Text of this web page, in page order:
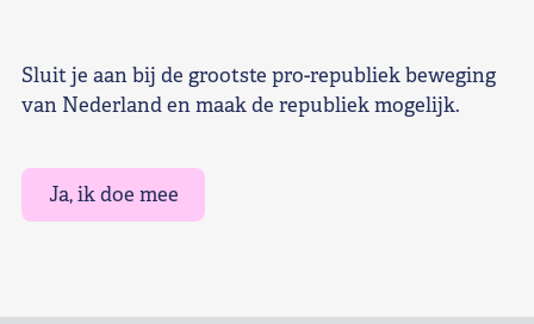
Sluit je aan bij de grootste pro-republiek beweging
van Nederland en maak de republiek mogelijk.
Ja, ik doe mee